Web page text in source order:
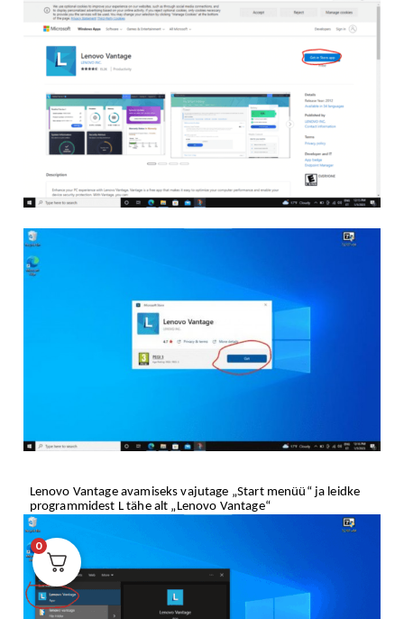
Lenovo Vantage avamiseks vajutage „Start menüü“ ja leidke
programmidest L tähe alt „Lenovo Vantage“
0